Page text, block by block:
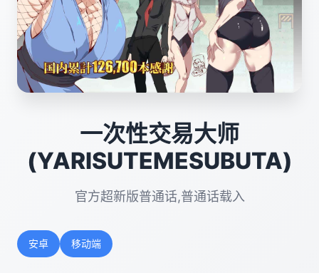
一次性交易大师
(YARISUTEMESUBUTA)
官方超新版普通话,普通话载入
安卓 移动端